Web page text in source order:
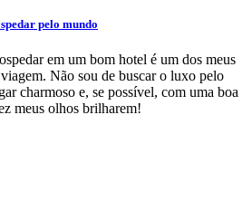
pelo mundo
em um bom hotel é um dos meus
Não sou de buscar o luxo pelo
charmoso e, se possível, com uma boa
meus olhos brilharem!